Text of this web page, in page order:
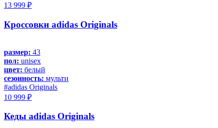
13 999 ₽
Кроссовки adidas Originals
размер: 43
пол: unisex
цвет: белый
сезонность: мульти
#adidas Originals
10 999 ₽
Кеды adidas Originals